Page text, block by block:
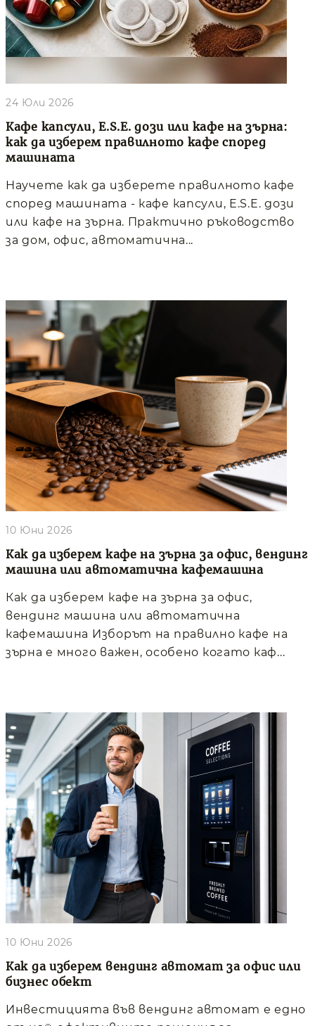
Кафе капсули, E.S.E. дози или кафе на зърна:
как да изберем правилното кафе според
машината
24 Юли 2026
Научете как да изберете правилното кафе
според машината - кафе капсули, E.S.E. дози
или кафе на зърна. Практично ръководство
за дом, офис, автоматична...
Как да изберем кафе на зърна за офис, вендинг
машина или автоматична кафемашина
10 Юни 2026
Как да изберем кафе на зърна за офис,
вендинг машина или автоматична
кафемашина Изборът на правилно кафе на
зърна е много важен, особено когато каф...
Как да изберем вендинг автомат за офис или
бизнес обект
10 Юни 2026
Инвестицията във вендинг автомат е едно